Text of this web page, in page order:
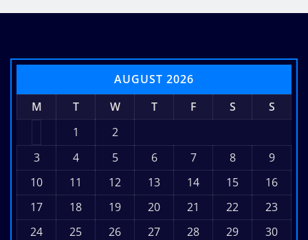
AUGUST 2026
M
T W T F S
S
1
2
3
4 5 6 7 8
9
10
11 12 13 14 15
16
17
18 19 20 21 22
23
24
25 26 27 28 29
30